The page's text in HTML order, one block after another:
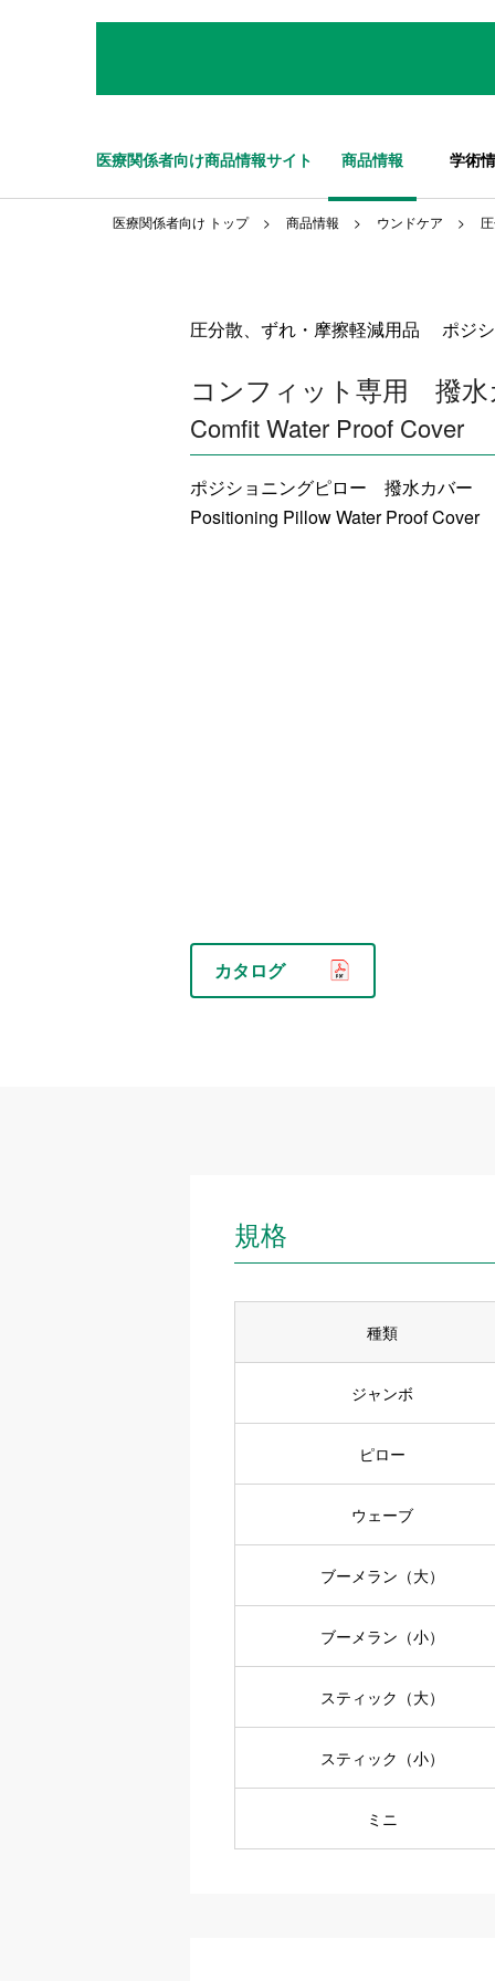
医療関係者向け商品情報サイト 商品情報 学術
医療関係者向け トップ 商品情報 ウンドケア
圧分散、ずれ・摩擦軽減用品 ポジ
コンフィット専用 撥水
Comfit Water Proof Cover
ポジショニングピロー 撥水カバー
Positioning Pillow Water Proof Cover
カタログ
規格
種類
ジャンボ
ピロー
ウェーブ
ブーメラン（大）
ブーメラン（小）
スティック（大）
スティック（小）
ミニ